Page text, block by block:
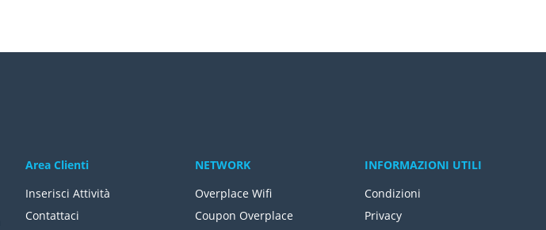
Area Clienti
Inserisci Attività
Contattaci
NETWORK
Overplace Wifi
Coupon Overplace
INFORMAZIONI UTILI
Condizioni
Privacy